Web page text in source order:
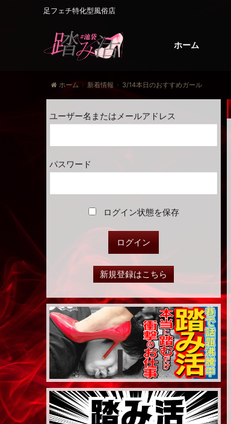
足フェチ特化型風俗店
ホーム
ホーム 新着情報 3/14本日のおすすめガール
ユーザー名またはメールアドレス
パスワード
ログイン状態を保存
新規登録はこちら